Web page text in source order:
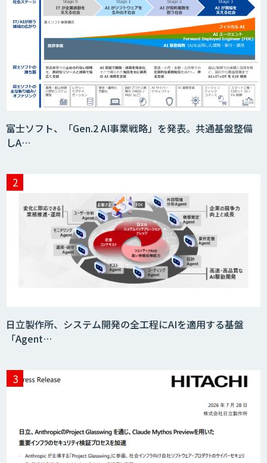
富士ソフト、「Gen.2 AI事業戦略」を発表。共通基盤整備
しA…
日立製作所、システム開発の全工程にAIを適用する基盤
「Agent…